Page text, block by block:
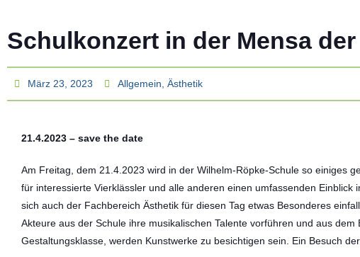
Schulkonzert in der Mensa der
März 23, 2023 Allgemein Ästhetik
21.4.2023 – save the date
Am Freitag, dem 21.4.2023 wird in der Wilhelm-Röpke-Schule so einiges
für interessierte Vierklässler und alle anderen einen umfassenden
sich auch der Fachbereich Ästhetik für diesen Tag etwas Besonderes
Akteure aus der Schule ihre musikalischen Talente vorführen und aus
Gestaltungsklasse, werden Kunstwerke zu besichtigen sein. Ein Besuch